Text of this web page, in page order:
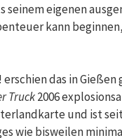
seinem eigenen
kann
das in
Truck2006
und ist
wie bisweilen